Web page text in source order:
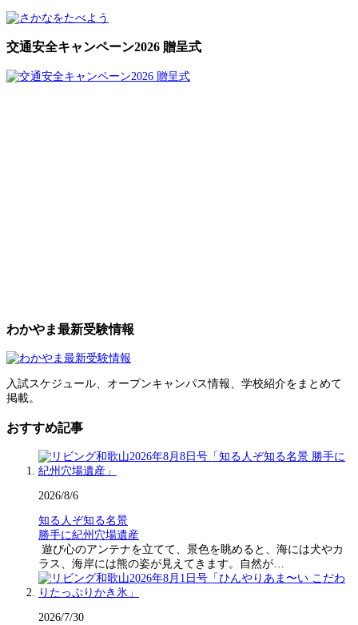
交通安全キャンペーン2026 贈呈式
わかやま最新受験情報
入試スケジュール、オープンキャンパス情報、学校紹介をまとめて
掲載。
おすすめ記事
2026/8/6
知る人ぞ知る名景
勝手に紀州穴場遺産
遊び心のアンテナを立てて、景色を眺めると、海には犬やカ
ラス、海岸には熊の姿が見えてきます。自然が…
2026/7/30